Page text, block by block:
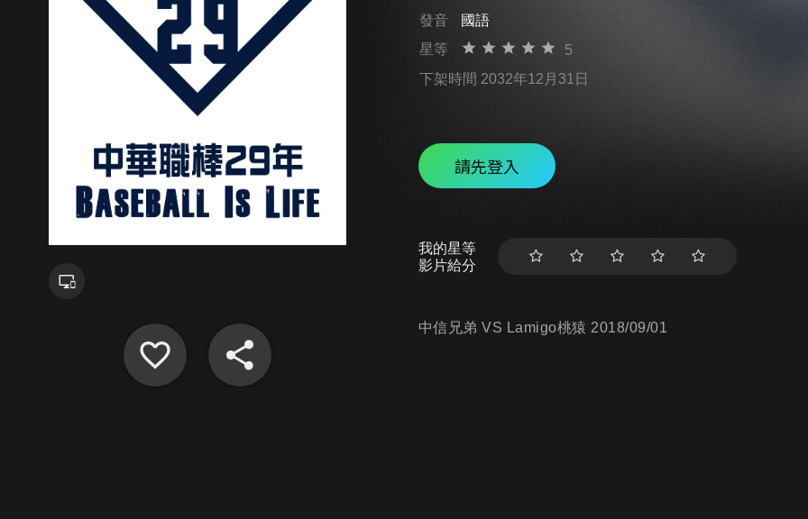
發音
國語
星等
5
下架時間 2032年12月31日
請先登入
我的星等
影片給分
中信兄弟 VS Lamigo桃猿 2018/09/01